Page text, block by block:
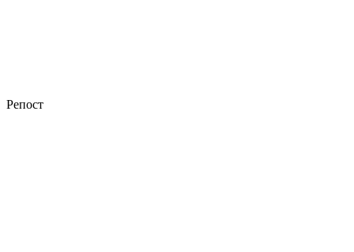
Репост